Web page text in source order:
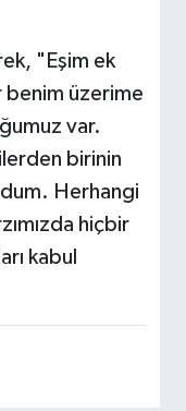
"Eşim ek
benim üzerime
var.
birinin
Herhangi
hiçbir
kabul